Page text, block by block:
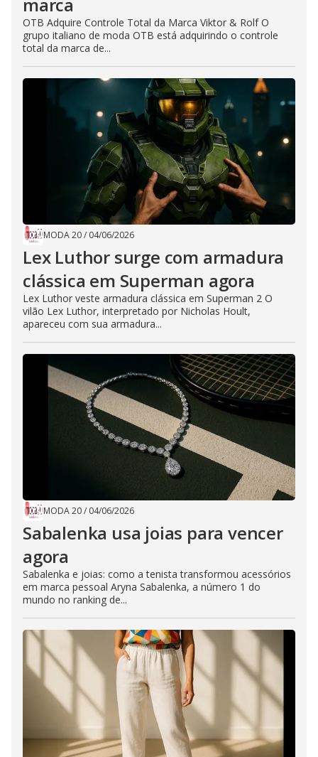
OTB Adquire Controle Total da Marca Viktor & Rolf O
grupo italiano de moda OTB está adquirindo o controle
total da marca de...
MODA 20/ 04/06/2026
Lex Luthor surge com armadura
clássica em Superman agora
Lex Luthor veste armadura clássica em Superman 2 O
vilão Lex Luthor, interpretado por Nicholas Hoult,
apareceu com sua armadura...
MODA 20/ 04/06/2026
Sabalenka usa joias para vencer
agora
Sabalenka e joias: como a tenista transformou acessórios
em marca pessoal Aryna Sabalenka, a número 1 do
mundo no ranking de...